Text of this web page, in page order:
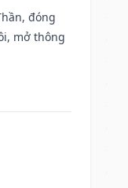
đóng
mở thông